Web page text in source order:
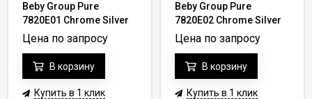
Beby Group Pure
7820E01 Chrome Silver
Grey 041 - champagne
Цена по запросу
В корзину
Купить в 1 клик
Beby Group Pure
7820E02 Chrome Silver
Grey 041 - champagne
Цена по запросу
В корзину
Купить в 1 клик